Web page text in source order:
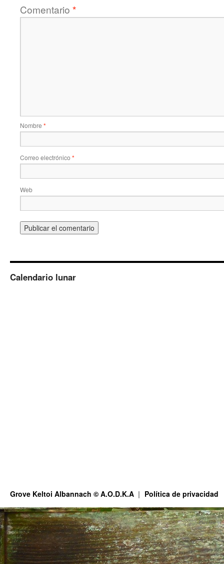
Comentario *
Nombre *
Correo electrónico *
Web
Calendario lunar
Grove Keltoi Albannach © A.O.D.K.A Política de privacidad
This site is